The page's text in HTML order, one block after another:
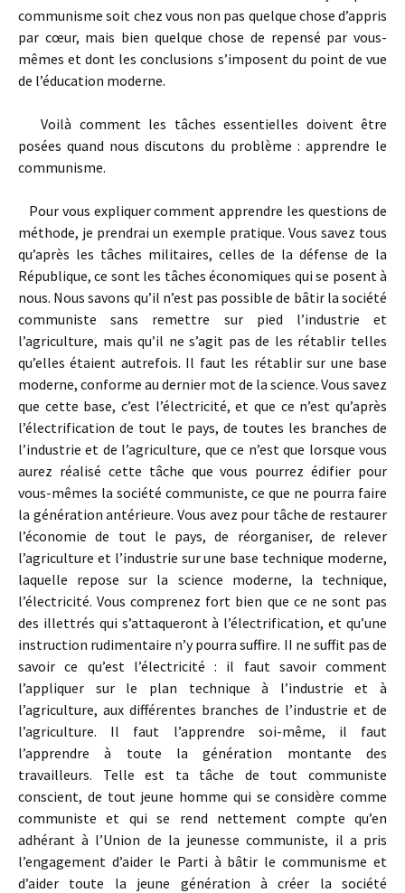
communisme soit chez vous non pas quelque chose d’appris
par cœur, mais bien quelque chose de repensé par vous-
mêmes et dont les conclusions s’imposent du point de vue
de l’éducation moderne.
Voilà comment les tâches essentielles doivent être
posées quand nous discutons du problème : apprendre le
communisme.
Pour vous expliquer comment apprendre les questions de
méthode, je prendrai un exemple pratique. Vous savez tous
qu’après les tâches militaires, celles de la défense de la
République, ce sont les tâches économiques qui se posent à
nous. Nous savons qu’il n’est pas possible de bâtir la société
communiste sans remettre sur pied l’industrie et
l’agriculture, mais qu’il ne s’agit pas de les rétablir telles
qu’elles étaient autrefois. Il faut les rétablir sur une base
moderne, conforme au dernier mot de la science. Vous savez
que cette base, c’est l’électricité, et que ce n’est qu’après
l’électrification de tout le pays, de toutes les branches de
l’industrie et de l’agriculture, que ce n’est que lorsque vous
aurez réalisé cette tâche que vous pourrez édifier pour
vous-mêmes la société communiste, ce que ne pourra faire
la génération antérieure. Vous avez pour tâche de restaurer
l’économie de tout le pays, de réorganiser, de relever
l’agriculture et l’industrie sur une base technique moderne,
laquelle repose sur la science moderne, la technique,
l’électricité. Vous comprenez fort bien que ce ne sont pas
des illettrés qui s’attaqueront à l’électrification, et qu’une
instruction rudimentaire n’y pourra suffire. II ne suffit pas de
savoir ce qu’est l’électricité : il faut savoir comment
l’appliquer sur le plan technique à l’industrie et à
l’agriculture, aux différentes branches de l’industrie et de
l’agriculture. Il faut l’apprendre soi-même, il faut
l’apprendre à toute la génération montante des
travailleurs. Telle est ta tâche de tout communiste
conscient, de tout jeune homme qui se considère comme
communiste et qui se rend nettement compte qu’en
adhérant à l’Union de la jeunesse communiste, il a pris
l’engagement d’aider le Parti à bâtir le communisme et
d’aider toute la jeune génération à créer la société